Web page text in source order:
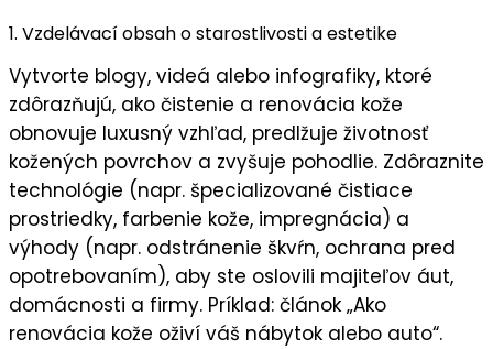
1. Vzdelávací obsah o starostlivosti a estetike
Vytvorte blogy, videá alebo infografiky, ktoré
zdôrazňujú, ako čistenie a renovácia kože
obnovuje luxusný vzhľad, predlžuje životnosť
kožených povrchov a zvyšuje pohodlie. Zdôraznite
technológie (napr. špecializované čistiace
prostriedky, farbenie kože, impregnácia) a
výhody (napr. odstránenie škvŕn, ochrana pred
opotrebovaním), aby ste oslovili majiteľov áut,
domácnosti a firmy. Príklad: článok „Ako
renovácia kože oživí váš nábytok alebo auto“.